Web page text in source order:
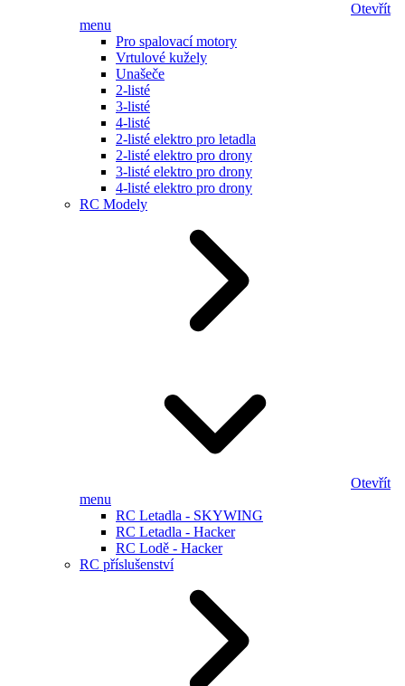
Otevřít
menu
Pro spalovací motory
Vrtulové kužely
Unašeče
2-listé
3-listé
4-listé
2-listé elektro pro letadla
2-listé elektro pro drony
3-listé elektro pro drony
4-listé elektro pro drony
RC Modely
Otevřít
menu
RC Letadla - SKYWING
RC Letadla - Hacker
RC Lodě - Hacker
RC příslušenství